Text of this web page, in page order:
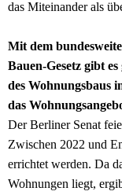
das Miteinander als
Mit dem
Bauen-Gesetz gibt
des Wohnungsbaus
das
Der Berliner Senat
Zwischen 2022 und
errichtet werden. Da
Wohnungen liegt,